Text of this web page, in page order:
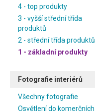
4 - top produkty
3 - vyšší střední třída
produktů
2 - střední třída produktů
1 - základní produkty
Fotografie interiérů
Všechny fotografie
Osvětlení do komerčních